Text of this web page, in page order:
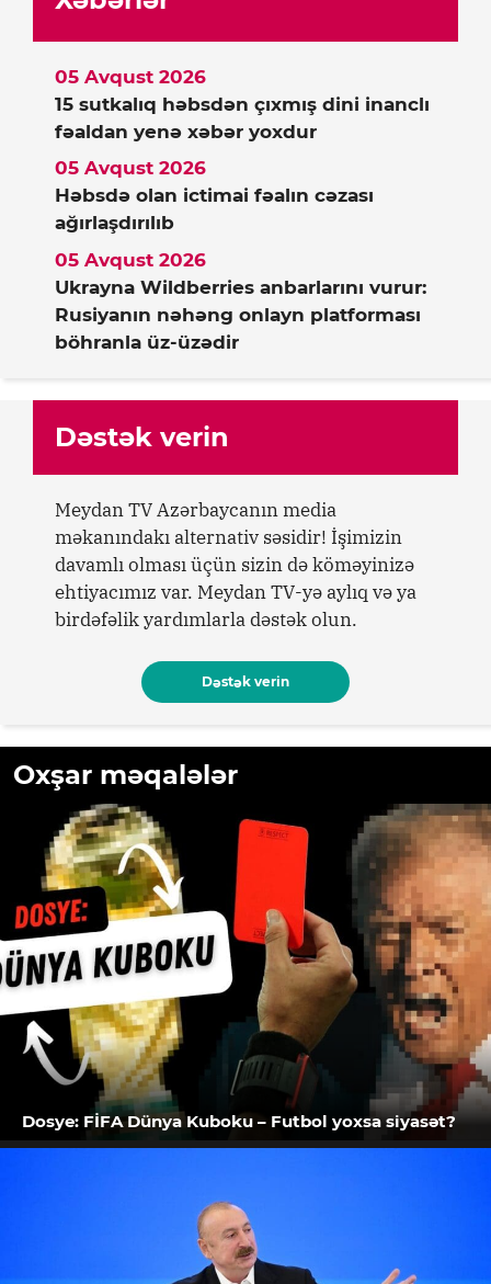
15 sutkalıq həbsdən çıxmış dini inanclı
fəaldan yenə xəbər yoxdur
05 Avqust 2026
Həbsdə olan ictimai fəalın cəzası
ağırlaşdırılıb
05 Avqust 2026
Ukrayna Wildberries anbarlarını vurur:
Rusiyanın nəhəng onlayn platforması
böhranla üz-üzədir
05 Avqust 2026
Dəstək verin
Meydan TV Azərbaycanın media
məkanındakı alternativ səsidir! İşimizin
davamlı olması üçün sizin də köməyinizə
ehtiyacımız var. Meydan TV-yə aylıq və ya
birdəfəlik yardımlarla dəstək olun.
Dəstək verin
Oxşar məqalələr
Dosye: FİFA Dünya Kuboku – Futbol yoxsa siyasət?